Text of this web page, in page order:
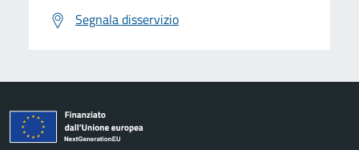
Segnala disservizio